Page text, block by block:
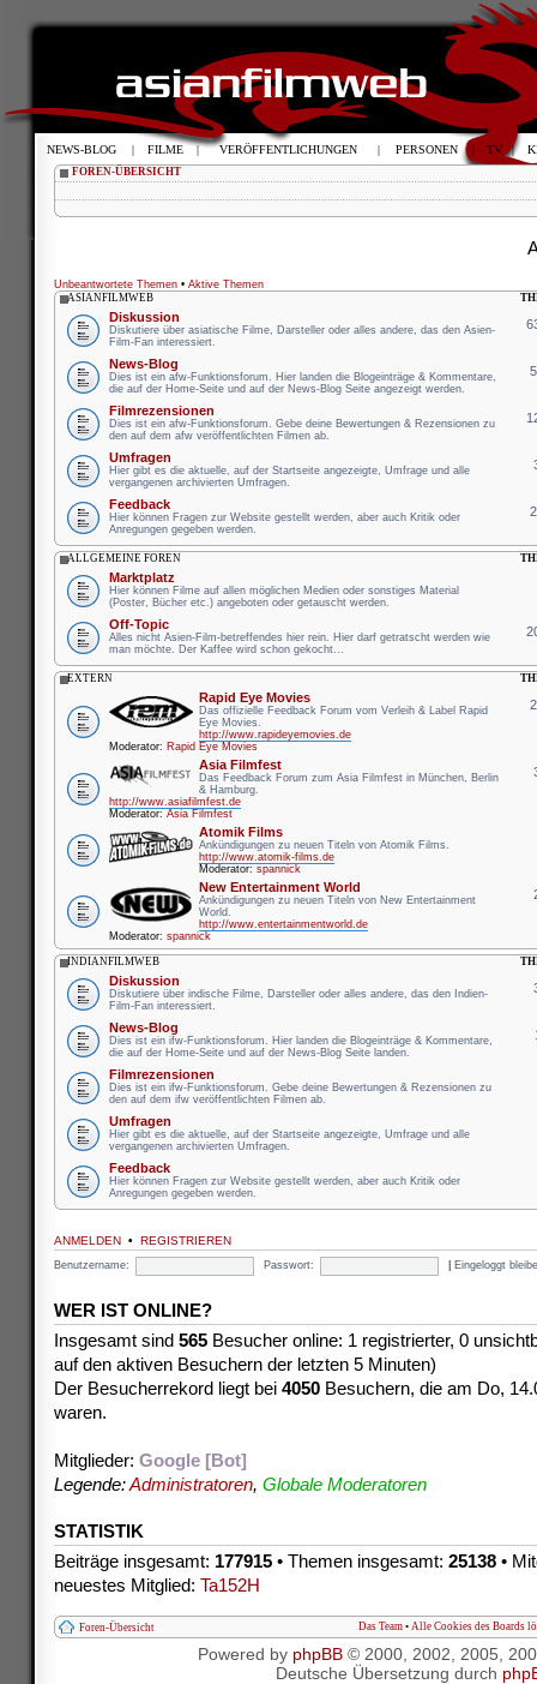
FOREN-ÜBERSICHT
Unbeantwortete Themen • Aktive Themen
ASIANFILMWEB
Diskussion
Diskutiere über asiatische Filme, Darsteller oder alles andere, das den Asien-
Film-Fan interessiert.
News-Blog
Dies ist ein afw-Funktionsforum. Hier landen die Blogeinträge & Kommentare,
die auf der Home-Seite und auf der News-Blog Seite angezeigt werden.
Filmrezensionen
Dies ist ein afw-Funktionsforum. Gebe deine Bewertungen & Rezensionen zu
den auf dem afw veröffentlichten Filmen ab.
Umfragen
Hier gibt es die aktuelle, auf der Startseite angezeigte, Umfrage und alle
vergangenen archivierten Umfragen.
Feedback
Hier können Fragen zur Website gestellt werden, aber auch Kritik oder
Anregungen gegeben werden.
ALLGEMEINE FOREN
Marktplatz
Hier können Filme auf allen möglichen Medien oder sonstiges Material
(Poster, Bücher etc.) angeboten oder getauscht werden.
Off-Topic
Alles nicht Asien-Film-betreffendes hier rein. Hier darf getratscht werden wie
man möchte. Der Kaffee wird schon gekocht...
EXTERN
Rapid Eye Movies
Das offizielle Feedback Forum vom Verleih & Label Rapid
Eye Movies.
http://www.rapideyemovies.de
Moderator: Rapid Eye Movies
Asia Filmfest
Das Feedback Forum zum Asia Filmfest in München, Berlin
& Hamburg.
http://www.asiafilmfest.de
Moderator: Asia Filmfest
Atomik Films
Ankündigungen zu neuen Titeln von Atomik Films.
http://www.atomik-films.de
Moderator: spannick
New Entertainment World
Ankündigungen zu neuen Titeln von New Entertainment
World.
http://www.entertainmentworld.de
Moderator: spannick
INDIANFILMWEB
Diskussion
Diskutiere über indische Filme, Darsteller oder alles andere, das den Indien-
Film-Fan interessiert.
News-Blog
Dies ist ein ifw-Funktionsforum. Hier landen die Blogeinträge & Kommentare,
die auf der Home-Seite und auf der News-Blog Seite landen.
Filmrezensionen
Dies ist ein ifw-Funktionsforum. Gebe deine Bewertungen & Rezensionen zu
den auf dem ifw veröffentlichten Filmen ab.
Umfragen
Hier gibt es die aktuelle, auf der Startseite angezeigte, Umfrage und alle
vergangenen archivierten Umfragen.
Feedback
Hier können Fragen zur Website gestellt werden, aber auch Kritik oder
Anregungen gegeben werden.
ANMELDEN • REGISTRIEREN
Benutzername: Passwort: Eingeloggt
WER IST ONLINE?
Insgesamt sind 565 Besucher online: 1 registrierter, 0
auf den aktiven Besuchern der letzten 5 Minuten)
Der Besucherrekord liegt bei 4050 Besuchern, die am Do,
waren.
Mitglieder: Google [Bot]
Legende:Administratoren, Globale Moderatoren
STATISTIK
Beiträge insgesamt: 177915 • Themen insgesamt: 25138 •
neuestes Mitglied: Ta152H
Foren-Übersicht Das Team • Alle Cookies des Boards
Powered by phpBB© 2000, 2002, 2005,
Deutsche Übersetzung durch
NEWS-BLOG | FILME | VERÖFFENTLICHUNGEN | PERSONEN | TV |